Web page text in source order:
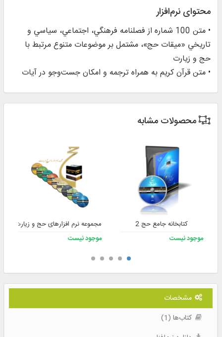
محتوای نرم‌افزار
• متن 100 شماره از فصلنامه فرهنگي، اجتماعي، سياسي و
تاريخي «ميقات حج»، مشتمل بر موضوعات متنوع مرتبط با
حج و زيارت
• متن قرآن كريم به همراه ترجمه و امكان جست‌وجو در آيات
محصولات مشابه
کتابخانه جامع حج 2
موجود نیست
مجموعه نرم افزارهای حج و زیارت
موجود نیست
مشخصات
کتاب‌ها (1)